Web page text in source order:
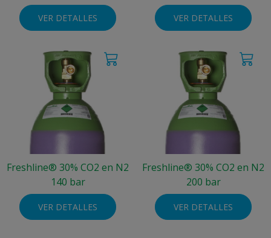
VER DETALLES VER DETALLES
Freshline® 30% CO2 en N2
140 bar
VER DETALLES
Freshline® 30% CO2 en N2
200 bar
VER DETALLES